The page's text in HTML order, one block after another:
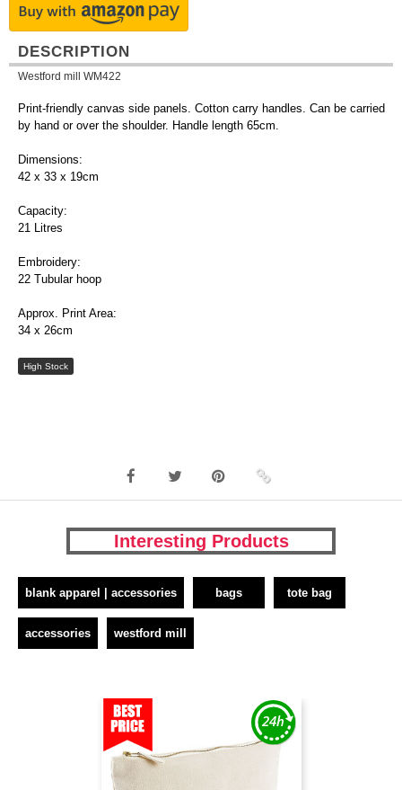
DESCRIPTION
Westford mill WM422
Print-friendly canvas side panels. Cotton carry handles. Can be carried
by hand or over the shoulder. Handle length 65cm.
Dimensions:
42 x 33 x 19cm
Capacity:
21 Litres
Embroidery:
22 Tubular hoop
Approx. Print Area:
34 x 26cm
High Stock
Interesting Products
blank apparel | accessories bags tote bag
accessories westford mill